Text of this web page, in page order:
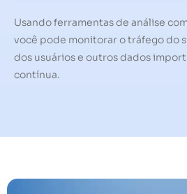
Usando ferramentas de análise
você pode monitorar o tráfego do
dos usuários e outros dados
contínua.